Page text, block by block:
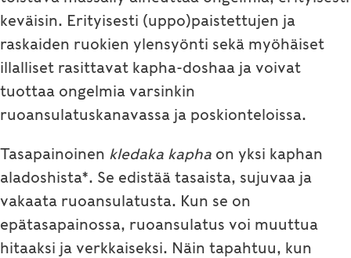
keväisin. Erityisesti (uppo)paistettujen ja
raskaiden ruokien ylensyönti sekä myöhäiset
illalliset rasittavat kapha-doshaa ja voivat
tuottaa ongelmia varsinkin
ruoansulatuskanavassa ja poskionteloissa.
Tasapainoinen kledaka kapha on yksi kaphan
aladoshista*. Se edistää tasaista, sujuvaa ja
vakaata ruoansulatusta. Kun se on
epätasapainossa, ruoansulatus voi muuttua
hitaaksi ja verkkaiseksi. Näin tapahtuu, kun